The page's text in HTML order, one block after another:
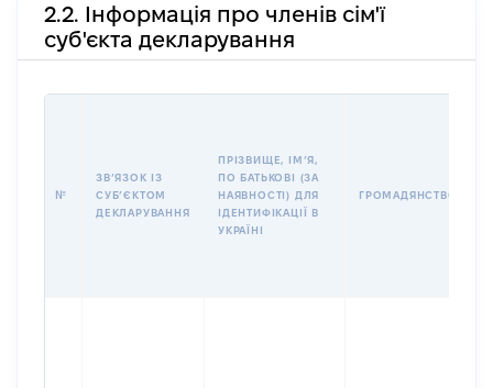
2.2. Інформація про членів сім'ї
суб'єкта декларування
№
ЗВʼЯЗОК ІЗ
СУБʼЄКТОМ
ДЕКЛАРУВАННЯ
ПРІЗВИЩЕ, ІМʼЯ,
ПО БАТЬКОВІ (ЗА
НАЯВНОСТІ) ДЛЯ
ІДЕНТИФІКАЦІЇ В
УКРАЇНІ
ГРОМАДЯНСТВО